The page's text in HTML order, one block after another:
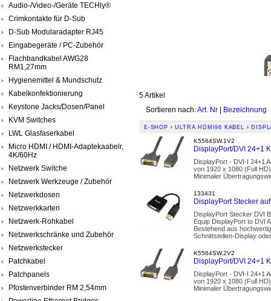
Audio-/Video-/Geräte TECHly®
Crimkontakte für D-Sub
D-Sub Modularadapter RJ45
Eingabegeräte / PC-Zubehör
Flachbandkabel AWG28
RM1,27mm
Hygienemittel & Mundschutz
Kabelkonfektionierung
Keystone Jacks/Dosen/Panel
KVM Switches
LWL Glasfaserkabel
Micro HDMI / HDMI-Adaptekaabelr,
4K/60Hz
Netzwerk Switche
Netzwerk Werkzeuge / Zubehör
Netzwerkdosen
Netzwerkkarten
Netzwerk-Rohkabel
Netzwerkschränke und Zubehör
Netzwerkstecker
Patchkabel
Patchpanels
Pfostenverbinder RM 2,54mm
5 Artikel
Sortieren nach:Art. Nr | Bezeichnung
E-SHOP › ULTRA HDMI96 KABEL ›
K5564SW.1V2
DisplayPort/DVI 24+1
DisplayPort - DVI-I 24+1
von 1920 x 1080 (Full
Minimaler
133431
DisplayPort Stecker
DisplayPort Stecker DVI
Equip DisplayPort to DVI
Bestehend aus
Schnittstellen-Display
K5564SW.2V2
DisplayPort/DVI 24+1
DisplayPort - DVI-I 24+1
von 1920 x 1080 (Full
Minimaler